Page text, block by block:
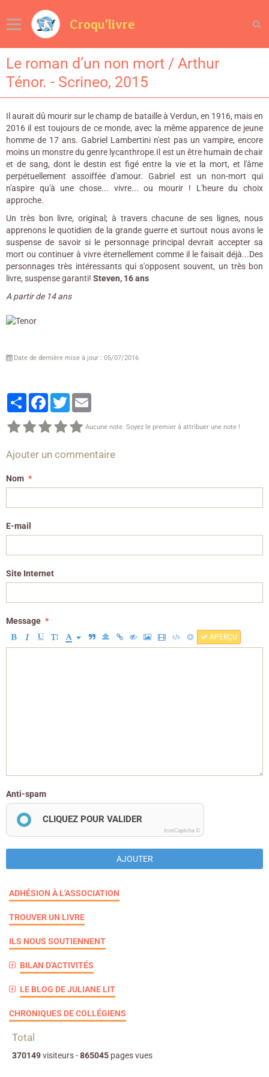
Croqu'livre
Le roman d’un non mort / Arthur
Ténor. - Scrineo, 2015
Il aurait dû mourir sur le champ de bataille à Verdun, en 1916, mais en
2016 il est toujours de ce monde, avec la même apparence de jeune
homme de 17 ans. Gabriel Lambertini n'est pas un vampire, encore
moins un monstre du genre lycanthrope.Il est un être humain de chair
et de sang, dont le destin est figé entre la vie et la mort, et l'âme
perpétuellement assoiffée d'amour. Gabriel est un non-mort qui
n'aspire qu'à une chose... vivre... ou mourir ! L'heure du choix
approche.
Un très bon livre, original; à travers chacune de ses lignes, nous
apprenons le quotidien de la grande guerre et surtout nous avons le
suspense de savoir si le personnage principal devrait accepter sa
mort ou continuer à vivre éternellement comme il le faisait déjà...Des
personnages très intéressants qui s'opposent souvent, un très bon
livre, suspense garanti! Steven, 16 ans
A partir de 14 ans
Date de dernière mise à jour : 05/07/2016
PartagerFacebook
Twitter
Aucune note. Soyez le premier à attribuer une note !
Ajouter un commentaire
Nom
E-mail
Site Internet
Message
APERÇU
Anti-spam
CLIQUEZ POUR VALIDER
IconCaptcha ©
AJOUTER
ADHÉSION À L'ASSOCIATION
TROUVER UN LIVRE
ILS NOUS SOUTIENNENT
BILAN D'ACTIVITÉS
LE BLOG DE JULIANE LIT
CHRONIQUES DE COLLÉGIENS
Total
370149visiteurs -865045 pages vues